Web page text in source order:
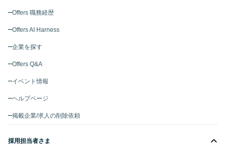
Offers 職務経歴
Offers AI Harness
企業を探す
Offers Q&A
イベント情報
ヘルプページ
掲載企業/求人の削除依頼
採用担当者さま